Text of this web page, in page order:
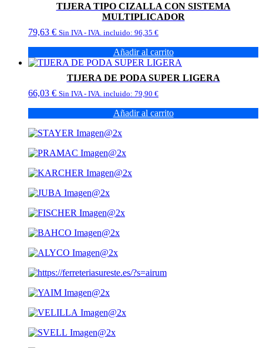
la
página
de
producto
TIJERA TIPO CIZALLA CON SISTEMA
MULTIPLICADOR
79,63 € Sin IVA - IVA. incluido: 96,35 €
Añadir al carrito
TIJERA DE PODA SUPER LIGERA
66,03 € Sin IVA - IVA. incluido: 79,90 €
Añadir al carrito